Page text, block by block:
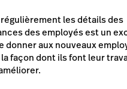
les détails des
des employés est un
donner aux nouveaux
façon dont ils font leur